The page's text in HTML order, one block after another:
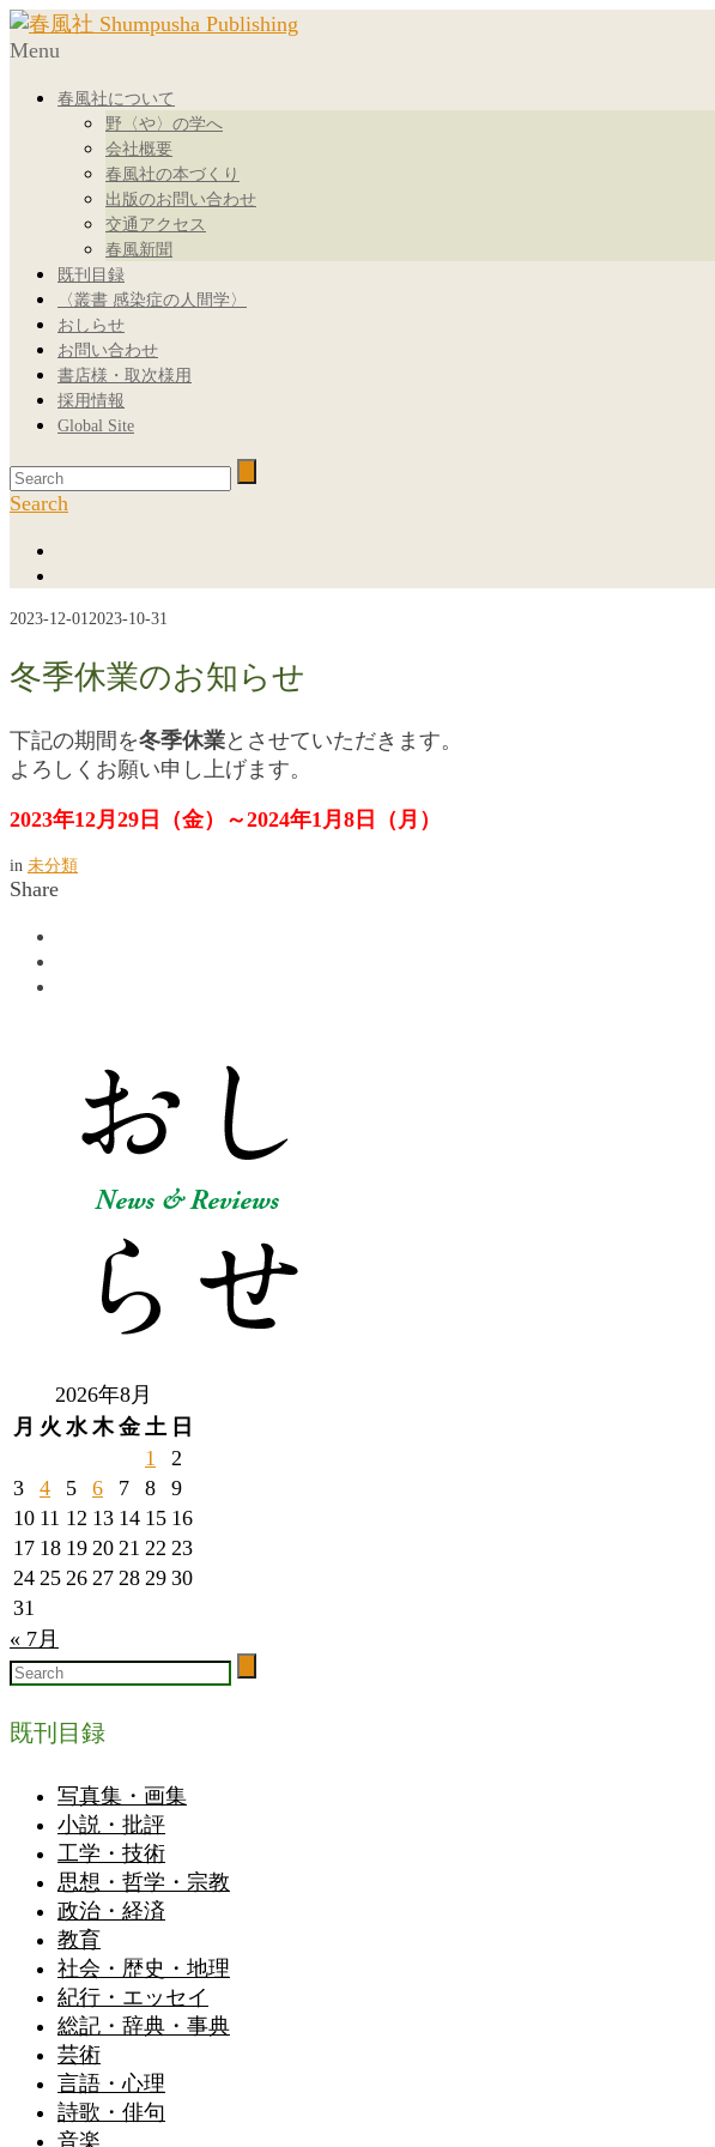
Menu
春風社について
野〈や〉の学へ
会社概要
春風社の本づくり
出版のお問い合わせ
交通アクセス
春風新聞
既刊目録
〈叢書 感染症の人間学〉
おしらせ
お問い合わせ
書店様・取次様用
採用情報
Global Site
Search
2023-12-012023-10-31
冬季休業のお知らせ
下記の期間を冬季休業とさせていただきます。
よろしくお願い申し上げます。
2023年12月29日（金）～2024年1月8日（月）
in 未分類
Share
2026年8月
月 火 水 木 金 土 日
1
2
3
4 5 6 7 8
9
10 11 12 13 14 15 16
17 18 19 20 21 22 23
24 25 26 27 28 29 30
31
« 7月
既刊目録
写真集・画集
小説・批評
工学・技術
思想・哲学・宗教
政治・経済
教育
社会・歴史・地理
紀行・エッセイ
総記・辞典・事典
芸術
言語・心理
詩歌・俳句
音楽